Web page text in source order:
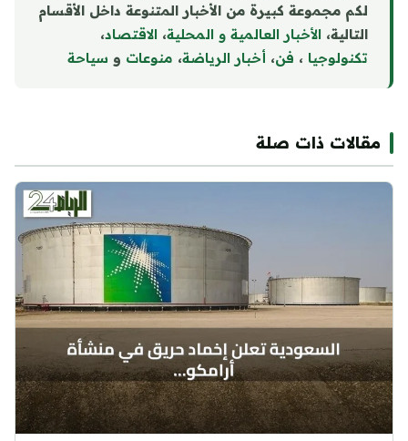
لكم مجموعة كبيرة من الأخبار المتنوعة داخل الأقسام
التالية، الأخبار العالمية و المحلية، الاقتصاد،
تكنولوجيا ، فن، أخبار الرياضة، منوعات و سياحة
مقالات ذات صلة